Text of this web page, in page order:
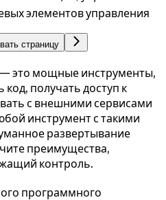
элементов управления
страницу
— это мощные инструменты,
получать доступ к
с внешними сервисами
инструмент с такими
развертывание
преимущества,
контроль.
программного